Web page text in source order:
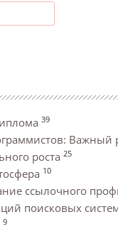
39
Важный
роста 25
10
ссылочного
поисковых
9